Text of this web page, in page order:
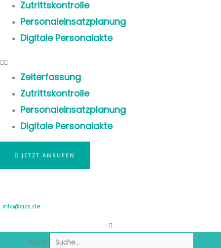
Zutrittskontrolle
Personaleinsatzplanung
Digitale Personalakte
Zeiterfassung
Zutrittskontrolle
Personaleinsatzplanung
Digitale Personalakte
JETZT ANRUFEN
info@azs.de
Suche